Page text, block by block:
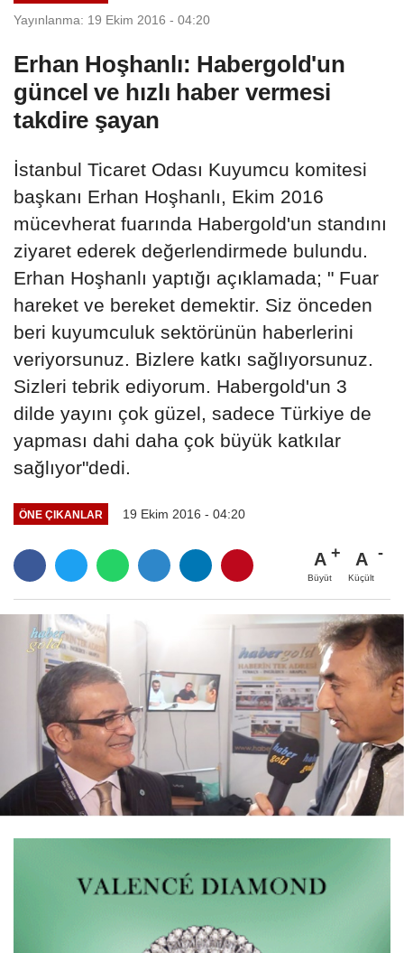
Yayınlanma: 19 Ekim 2016 - 04:20
Erhan Hoşhanlı: Habergold'un
güncel ve hızlı haber vermesi
takdire şayan
İstanbul Ticaret Odası Kuyumcu komitesi
başkanı Erhan Hoşhanlı, Ekim 2016
mücevherat fuarında Habergold'un standını
ziyaret ederek değerlendirmede bulundu.
Erhan Hoşhanlı yaptığı açıklamada; " Fuar
hareket ve bereket demektir. Siz önceden
beri kuyumculuk sektörünün haberlerini
veriyorsunuz. Bizlere katkı sağlıyorsunuz.
Sizleri tebrik ediyorum. Habergold'un 3
dilde yayını çok güzel, sadece Türkiye de
yapması dahi daha çok büyük katkılar
sağlıyor"dedi.
ÖNE ÇIKANLAR 19 Ekim 2016 - 04:20
A
Büyüt
A
Küçült